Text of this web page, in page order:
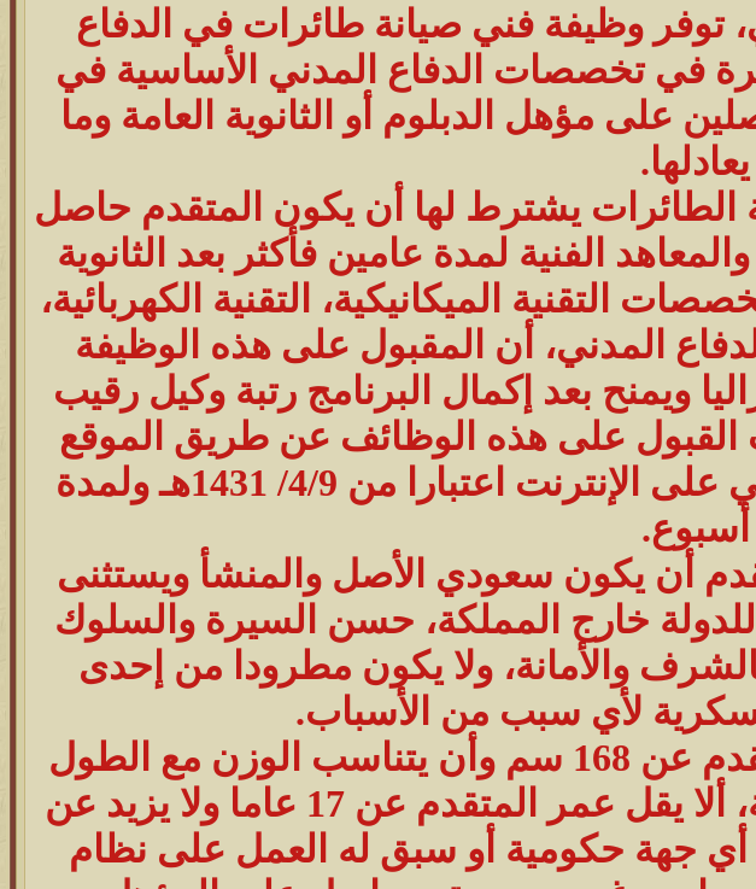
توفر وظيفة فني صيانة طائرات في الدفاع
في تخصصات الدفاع المدني الأساسية في
على مؤهل الدبلوم أو الثانوية العامة وما
يعادلها.
يشترط لها أن يكون المتقدم حاصل
الفنية لمدة عامين فأكثر بعد الثانوية
التقنية الميكانيكية، التقنية الكهربائية،
المدني، أن المقبول على هذه الوظيفة
ويمنح بعد إكمال البرنامج رتبة وكيل رقيب
على هذه الوظائف عن طريق الموقع
الرسمي للمديرية العامة للدفاع المدني على الإنترنت اعتبارا من 4/9/ 1431هـ ولمدة
أسبوع.
أن يكون سعودي الأصل والمنشأ ويستثنى
خارج المملكة، حسن السيرة والسلوك
والأمانة، ولا يكون مطرودا من إحدى
لأي سبب من الأسباب.
وتشمل الشروط، أن لا يقل طول المتقدم عن 168 سم وأن يتناسب الوزن مع الطول
حسب اللائحة الطبية للخدمة العسكرية، ألا يقل عمر المتقدم عن 17 عاما ولا يزيد عن
أي جهة حكومية أو سبق له العمل على نظام